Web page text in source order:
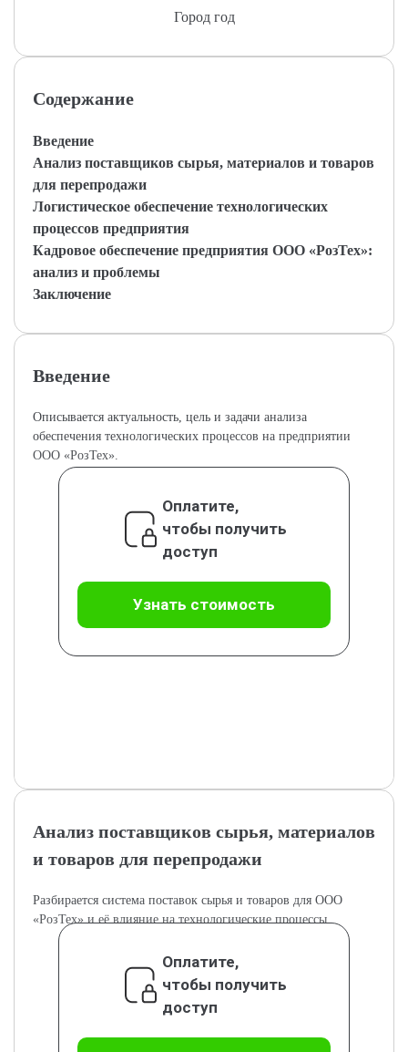
Город год
Содержание
Введение
Анализ поставщиков сырья, материалов и товаров
для перепродажи
Логистическое обеспечение технологических
процессов предприятия
Кадровое обеспечение предприятия ООО «РозТех»:
анализ и проблемы
Заключение
Введение
Описывается актуальность, цель и задачи анализа
обеспечения технологических процессов на предприятии
ООО «РозТех».
Оплатите,
чтобы получить
доступ
Узнать стоимость
Анализ поставщиков сырья, материалов
и товаров для перепродажи
Разбирается система поставок сырья и товаров для ООО
«РозТех» и её влияние на технологические процессы.
Оплатите,
чтобы получить
доступ